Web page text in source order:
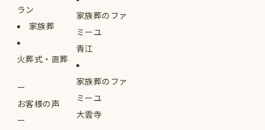
ラン
家族葬
火葬式・直葬
お客様の声
家族葬のファ
ミーユ
青江
家族葬のファ
ミーユ
大雲寺